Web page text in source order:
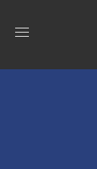
στο
περιεχόμενο